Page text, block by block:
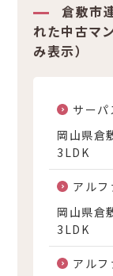
倉敷市
れた中古マ
み表示）
サーパ
岡山県倉
3LDK
アルフ
岡山県倉
3LDK
アルフ